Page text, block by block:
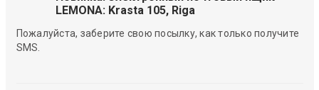
LEMONA: Krasta 105, Riga
Пожалуйста, заберите свою посылку, как только получите
SMS.